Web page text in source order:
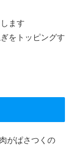
ます
をトッピングす
がぱさつくの